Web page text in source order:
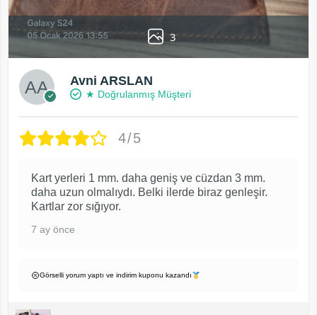
3
Avni ARSLAN
★ Doğrulanmış Müşteri
4/5
Kart yerleri 1 mm. daha geniş ve cüzdan 3 mm.
daha uzun olmalıydı. Belki ilerde biraz genleşir.
Kartlar zor sığıyor.
7 ay önce
Görselli yorum yaptı ve indirim kuponu kazandı